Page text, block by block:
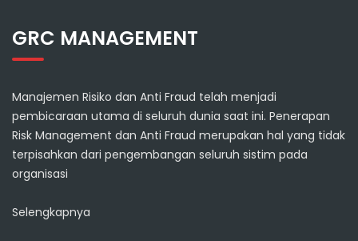
GRC MANAGEMENT
Manajemen Risiko dan Anti Fraud telah menjadi
pembicaraan utama di seluruh dunia saat ini. Penerapan
Risk Management dan Anti Fraud merupakan hal yang tidak
terpisahkan dari pengembangan seluruh sistim pada
organisasi
Selengkapnya